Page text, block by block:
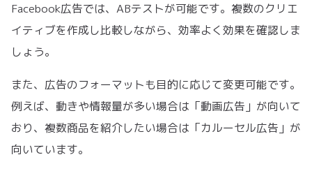
Facebook広告では、ABテストが可能です。複数のクリエ
イティブを作成し比較しながら、効率よく効果を確認しま
しょう。
また、広告のフォーマットも目的に応じて変更可能です。
例えば、動きや情報量が多い場合は「動画広告」が向いて
おり、複数商品を紹介したい場合は「カルーセル広告」が
向いています。